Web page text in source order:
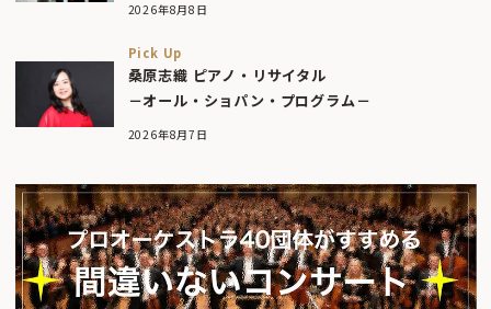
2026年8月8日
Pick Up
桑原志織 ピアノ・リサイタル
－オール・ショパン・プログラム－
2026年8月7日